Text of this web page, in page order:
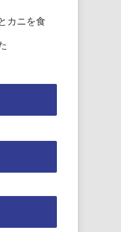
カニを食